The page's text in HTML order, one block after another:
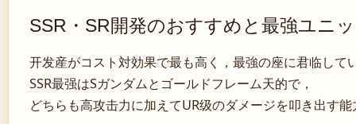
SSR・SR開発のおすすめと最強ユニ
开发産がコスト対効果で最も高く，最強の座に君临して
SSR最强はSガンダムとゴールドフレーム天的で，
どちらも高攻击力に加えてUR级のダメージを叩き出す